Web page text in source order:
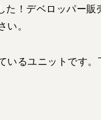
！デベロッパー販
い。
るユニットです。